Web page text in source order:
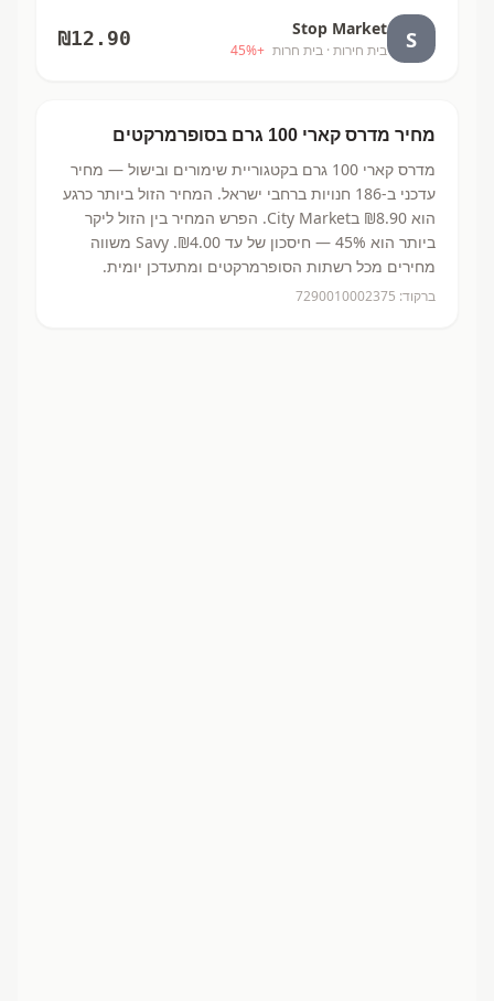
S
Stop Market
בית חירות · בית חרות +
45%
₪12.90
מחיר מדרס קארי 100 גרם בסופרמרקטים
מדרס קארי 100 גרם בקטגוריית שימורים ובישול — מחיר
עדכני ב-186 חנויות ברחבי ישראל. המחיר הזול ביותר כרגע
הוא ₪8.90
בCity Market.
הפרש המחיר בין הזול ליקר
ביותר הוא 45% — חיסכון של עד ₪4.00.
Savy משווה
מחירים מכל רשתות הסופרמרקטים ומתעדכן יומית.
ברקוד: 7290010002375